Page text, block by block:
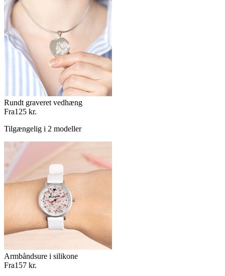
Rundt graveret vedhæng
Fra125 kr.
Tilgængelig i 2 modeller
Armbåndsure i silikone
Fra157 kr.